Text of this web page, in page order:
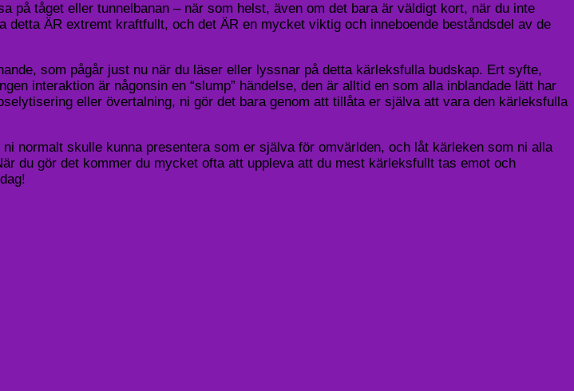
tåget eller tunnelbanan – när som helst, även om det bara är väldigt kort, när du inte
ÄR extremt kraftfullt, och det ÄR en mycket viktig och inneboende beståndsdel av de
som pågår just nu när du läser eller lyssnar på detta kärleksfulla budskap. Ert syfte,
interaktion är någonsin en “slump” händelse, den är alltid en som alla inblandade lätt har
eller övertalning, ni gör det bara genom att tillåta er själva att vara den kärleksfulla
normalt skulle kunna presentera som er själva för omvärlden, och låt kärleken som ni alla
du gör det kommer du mycket ofta att uppleva att du mest kärleksfullt tas emot och